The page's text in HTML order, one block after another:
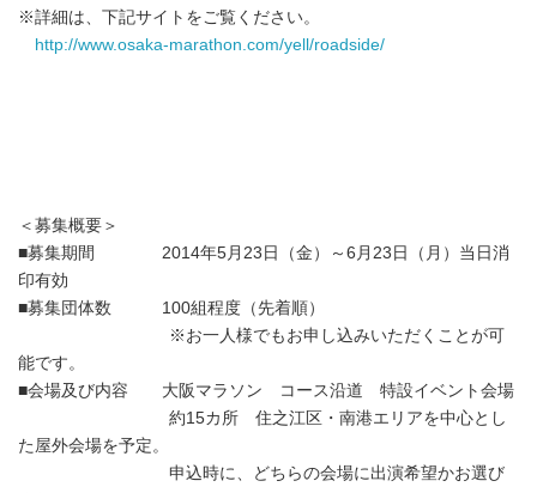
※詳細は、下記サイトをご覧ください。
http://www.osaka-marathon.com/yell/roadside/
＜募集概要＞
■募集期間 2014年5月23日（金）～6月23日（月）当日消
印有効
■募集団体数 100組程度（先着順）
※お一人様でもお申し込みいただくことが可
能です。
■会場及び内容 大阪マラソン コース沿道 特設イベント会場
約15カ所 住之江区・南港エリアを中心とし
た屋外会場を予定。
申込時に、どちらの会場に出演希望かお選び